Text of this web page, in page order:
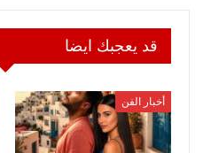
قد يعجبك ايضا
أخبار الفن